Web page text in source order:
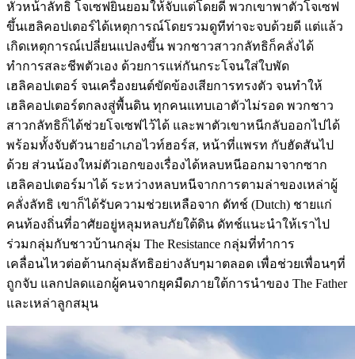
หัวหน้าลัทธิ โจเซฟยินยอมให้จับแต่โดยดี พวกเขาพาตัวโจเซฟ
ขึ้นเฮลิคอปเตอร์ได้เหตุการณ์โดยรวมดูทีท่าจะจบด้วยดี แต่แล้ว
เกิดเหตุการณ์เปลี่ยนแปลงขึ้น พวกชาวสาวกลัทธิก็คลั่งได้
ทำการสละชีพตัวเอง ด้วยการแห่กันกระโจนใส่ใบพัด
เฮลิคอปเตอร์ จนเครื่องยนต์ขัดข้องเสียการทรงตัว จนทำให้
เฮลิคอปเตอร์ตกลงสู่พื้นดิน ทุกคนแทบเอาตัวไม่รอด พวกชาว
สาวกลัทธิก็ได้ช่วยโจเซฟไว้ได้ และพาตัวเขาหนีกลับออกไปได้
พร้อมทั้งจับตัวนายอำเภอไวท์ฮอร์ส, หน้าที่แพรท กับฮัดสันไป
ด้วย ส่วนน้องใหม่ตัวเอกของเรื่องได้หลบหนีออกมาจากซาก
เฮลิคอปเตอร์มาได้ ระหว่างหลบหนีจากการตามล่าของเหล่าผู้
คลั่งลัทธิ เขาก็ได้รับความช่วยเหลือจาก ดัทช์ (Dutch) ชายแก่
คนท้องถิ่นที่อาศัยอยู่หลุมหลบภัยใต้ดิน ดัทช์แนะนำให้เราไป
ร่วมกลุ่มกับชาวบ้านกลุ่ม The Resistance กลุ่มที่ทำการ
เคลื่อนไหวต่อต้านกลุ่มลัทธิอย่างลับๆมาตลอด เพื่อช่วยเพื่อนๆที่
ถูกจับ แลกปลดแอกผู้คนจากยุคมืดภายใต้การนำของ The Father
และเหล่าลูกสมุน